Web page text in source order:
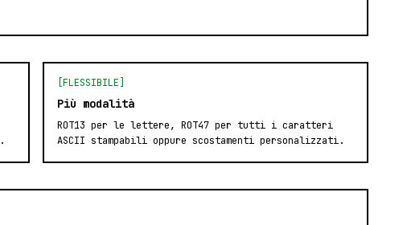
[FLESSIBILE]
Più modalità
ROT13 per le lettere, ROT47 per tutti i caratteri
ASCII stampabili oppure scostamenti personalizzati.